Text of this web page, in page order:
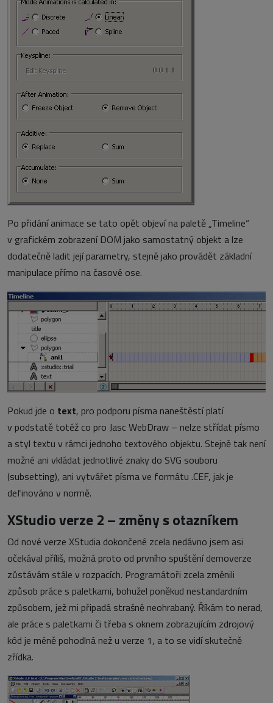
Po přidání animace se tato opět objeví na paletě „Timeline“
v grafickém zobrazení DOM jako samostatný objekt a lze
dodatečně ladit její parametry, stejně jako provádět základní
manipulace přímo na časové ose.
Pokud jde o text, pro podporu písma naneštěstí platí
v podstatě totéž co pro Jasc WebDraw – nelze střídat písmo
a styl textu v rámci jednoho textového objektu. Stejně tak není
možné ani vkládat jednotlivé znaky do SVG souboru
(subsetting), ani vytvářet písma ve formátu .CEF, jak je
definováno v normě.
XStudio verze 2 – změny s otazníkem
Od nové verze XStudia dokončené zcela nedávno jsem asi
očekával příliš, možná proto od prvního spuštění demoverze
zůstávám stále v rozpacích. Programátoři zcela změnili
způsob práce s paletkami, bohužel poněkud nestandardním
způsobem, jež mi připadá strašně neohrabaný. Říkám to nerad,
ale práce s paletkami či třeba s oknem zobrazujícím zdrojový
kód je méně pohodlná než u verze 1, a to se vidí skutečně
zřídka.